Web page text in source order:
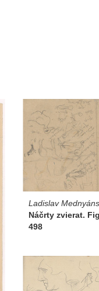
Ladislav
Náčrty zvierat.
498